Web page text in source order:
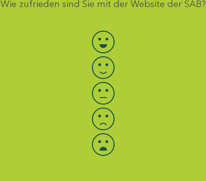
Wie zufrieden sind Sie mit der Website der SAB?
Bewertung auswählen